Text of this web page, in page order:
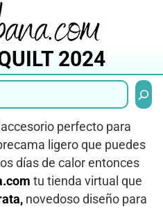
2024
perfecto para
ligero que puedes
días de calor entonces
tu tienda virtual que
novedoso diseño para